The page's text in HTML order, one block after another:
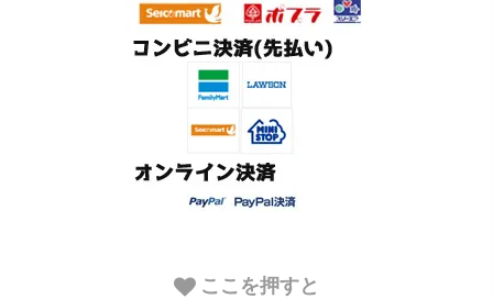
ここを押すと